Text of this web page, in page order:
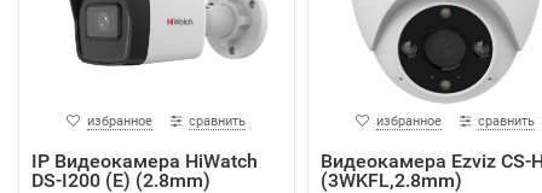
избранное сравнить
IP Видеокамера HiWatch
DS-I200 (E) (2.8mm)
избранное сравнить
Видеокамера Ezviz CS-
(3WKFL,2.8mm)